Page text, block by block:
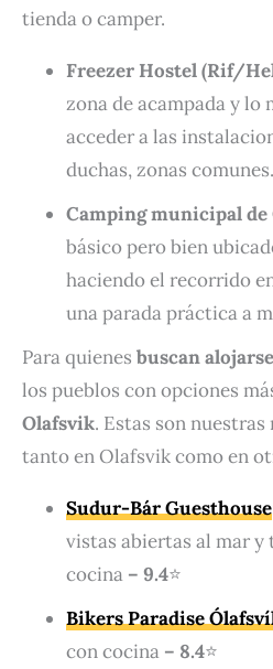
tienda o camper.
Freezer Hostel (Rif/
zona de acampada y lo
acceder a las
duchas, zonas
Camping municipal
básico pero bien
haciendo el recorrido
una parada práctica a
Para quienes buscan
los pueblos con opciones
Olafsvik. Estas son
tanto en Olafsvik como en
Sudur-Bár Guesthouse
vistas abiertas al mar
cocina – 9.4⭐
Bikers Paradise
con cocina – 8.4⭐